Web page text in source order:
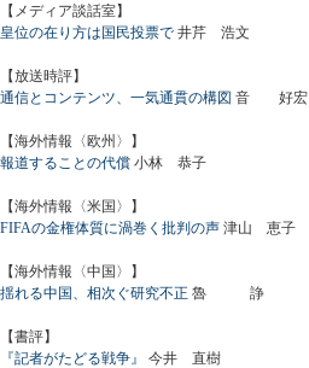
【メディア談話室】
皇位の在り方は国民投票で 井芹 浩文
【放送時評】
通信とコンテンツ、一気通貫の構図 音 好宏
【海外情報〈欧州〉】
報道することの代償 小林 恭子
【海外情報〈米国〉】
FIFAの金権体質に渦巻く批判の声 津山 恵子
【海外情報〈中国〉】
揺れる中国、相次ぐ研究不正 魯 諍
【書評】
『記者がたどる戦争』
今井 直樹